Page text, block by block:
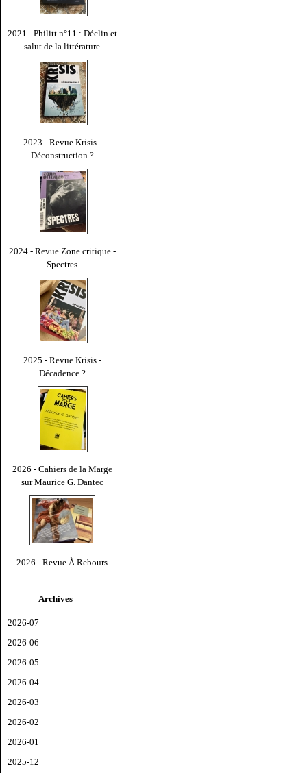
2021 - Philitt n°11 : Déclin et
salut de la littérature
2023 - Revue Krisis -
Déconstruction ?
2024 - Revue Zone critique -
Spectres
2025 - Revue Krisis -
Décadence ?
2026 - Cahiers de la Marge
sur Maurice G. Dantec
2026 - Revue À Rebours
Archives
2026-07
2026-06
2026-05
2026-04
2026-03
2026-02
2026-01
2025-12